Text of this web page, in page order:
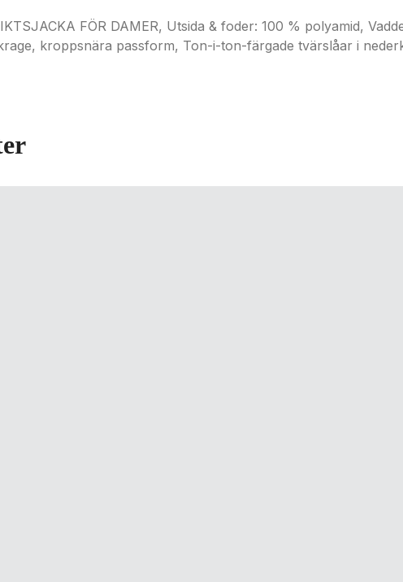
FÖR DAMER, Utsida & foder: 100 % polyamid,
kroppsnära passform, Ton-i-ton-färgade tvärslåar i